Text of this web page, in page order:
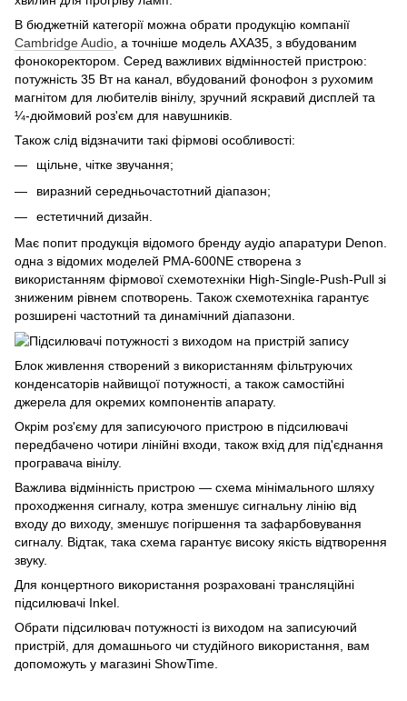
В бюджетній категорії можна обрати продукцію компанії
Cambridge Audio, а точніше модель AXA35, з вбудованим
фонокоректором. Серед важливих відмінностей пристрою:
потужність 35 Вт на канал, вбудований фонофон з рухомим
магнітом для любителів вінілу, зручний яскравий дисплей та
¼-дюймовий роз'єм для навушників.
Також слід відзначити такі фірмові особливості:
щільне, чітке звучання;
виразний середньочастотний діапазон;
естетичний дизайн.
Має попит продукція відомого бренду аудіо апаратури Denon.
одна з відомих моделей PMA-600NE створена з
використанням фірмової схемотехніки High-Single-Push-Pull зі
зниженим рівнем спотворень. Також схемотехніка гарантує
розширені частотний та динамічний діапазони.
Блок живлення створений з використанням фільтруючих
конденсаторів найвищої потужності, а також самостійні
джерела для окремих компонентів апарату.
Окрім роз'єму для записуючого пристрою в підсилювачі
передбачено чотири лінійні входи, також вхід для під'єднання
програвача вінілу.
Важлива відмінність пристрою — схема мінімального шляху
проходження сигналу, котра зменшує сигнальну лінію від
входу до виходу, зменшує погіршення та зафарбовування
сигналу. Відтак, така схема гарантує високу якість відтворення
звуку.
Для концертного використання розраховані трансляційні
підсилювачі Inkel.
Обрати підсилювач потужності із виходом на записуючий
пристрій, для домашнього чи студійного використання, вам
допоможуть у магазині ShowTime.